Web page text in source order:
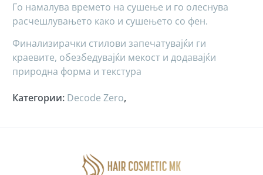
Го намалува времето на сушење и го олеснува
расчешлувањето како и сушењето со фен.
Финализирачки стилови запечатувајќи ги
краевите, обезбедувајќи мекост и додавајќи
природна форма и текстура
Категории: Decode Zero,